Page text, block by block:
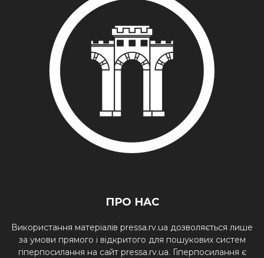
ПРО НАС
Використання матеріалів pressa.rv.ua дозволяється лише
за умови прямого і відкритого для пошукових систем
гіперпосилання на сайт pressa.rv.ua. Гіперпосилання є